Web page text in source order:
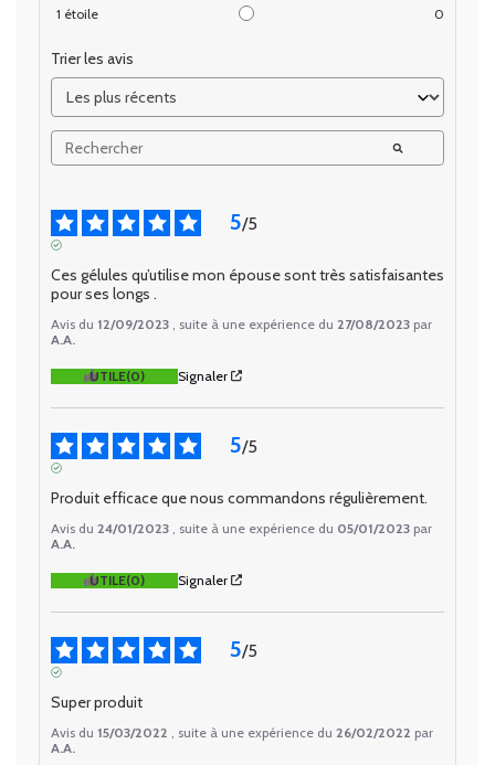
1 étoile 0
Trier les avis
5/5
Ces gélules qu’utilise mon épouse sont très satisfaisantes
pour ses longs .
Avis du 12/09/2023 , suite à une expérience du 27/08/2023 par
A.A.
UTILE(0) Signaler
5/5
Produit efficace que nous commandons régulièrement.
Avis du 24/01/2023 , suite à une expérience du 05/01/2023 par
A.A.
UTILE(0) Signaler
5/5
Super produit
Avis du 15/03/2022 , suite à une expérience du 26/02/2022 par
A.A.